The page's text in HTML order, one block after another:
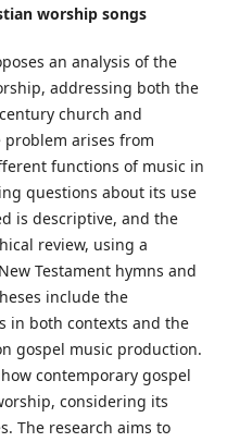
worship songs
an analysis of the
addressing both the
church and
problem arises from
functions of music in
questions about its use
is descriptive, and the
review, using a
Testament hymns and
include the
in both contexts and the
gospel music production.
contemporary gospel
considering its
The research aims to